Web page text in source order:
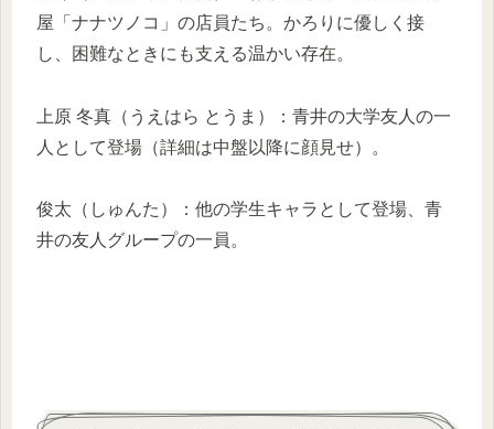
屋「ナナツノコ」の店員たち。かろりに優しく接
し、困難なときにも支える温かい存在。
上原 冬真（うえはら とうま）：青井の大学友人の一
人として登場（詳細は中盤以降に顔見せ）。
俊太（しゅんた）：他の学生キャラとして登場、青
井の友人グループの一員。